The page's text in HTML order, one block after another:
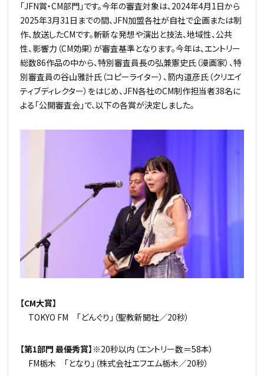
「JFN賞・CM部門」です。今年の審査対象は、2024年4月1日から
2025年3月31日までの間、JFN加盟各社が自社で企画または制
作、放送したCMです。斬新な発想や演出と技法、地域性、公共
性、影響力（CM効果）が審査基準となります。今年は、エントリー
総数86作品の中から、特別審査員長の弘兼憲史氏（漫画家）、特
別審査員の谷山雅計氏（コピーライター）、箭内道彦氏（クリエイ
ティブディレクター）をはじめ、JFN各社のCM制作担当者38名に
よる「公開審査会」で、以下の各賞が決定しました。
【CM大賞】
TOKYO FM 「どんぐり」（聖教新聞社／20秒）
【第1部門 最優秀賞】 ※20秒以内（エントリー数＝58本）
FM栃木 「となり」（株式会社エフエム栃木／20秒）